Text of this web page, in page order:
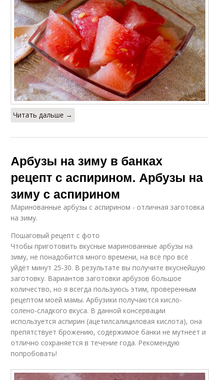
Арбуз с зеленым
луком
Арбузы на зиму
Арбуз в бочке Арбуз в арбузном соке
Арбузы в банках
Литровые банки Арбузы без корочки
Квашеный арбуз Арбуз с горчицей
Арбузы с горчицей Арбузы без уксуса
Читать дальше →
Арбузы на зиму в банках
рецепт с аспирином. Арбузы на
зиму с аспирином
Маринованные арбузы с аспирином - отличная заготовка
на зиму.
Пошаговый рецепт с фото
Чтобы приготовить вкусные маринованные арбузы на
зиму, не понадобится много времени, на всё про всё
уйдёт минут 25-30. В результате вы получите вкуснейшую
заготовку. Вариантов заготовки арбузов большое
количество, но я всегда пользуюсь этим, проверенным
рецептом моей мамы. Арбузики получаются кисло-
солено-сладкого вкуса. В данной консервации
используется аспирин (ацетилсалициловая кислота), она
препятствует брожению, содержимое банки не мутнеет и
отлично сохраняется в течение года. Рекомендую
попробовать!